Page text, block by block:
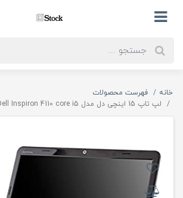
خانه
فهرست محصولات
لپ تاپ 15 اینچی دل مدل Dell Inspiron 4110 core i5